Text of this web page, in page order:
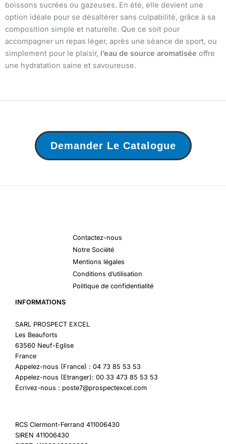
boissons sucrées ou gazeuses. En été, elle devient une
option idéale pour se désaltérer sans culpabilité, grâce à sa
composition simple et naturelle. Que ce soit pour
accompagner un repas léger, après une séance de sport, ou
simplement pour le plaisir, l’eau de source aromatisée offre
une hydratation saine et savoureuse.
Demander Le Catalogue
Contactez-nous
Notre Société
Mentions légales
Conditions d’utilisation
Politique de confidentialité
INFORMATIONS
SARL PROSPECT EXCEL
Les Beauforts
63560 Neuf-Eglise
France
Appelez-nous (France) : 04 73 85 53 53
Appelez-nous (Etranger): 00 33 473 85 53 53
Écrivez-nous : poste7@prospectexcel.com
RCS Clermont-Ferrand 411006430
SIREN 411006430